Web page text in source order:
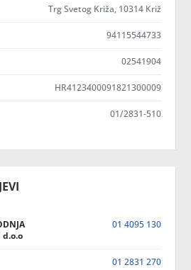
Trg Svetog Križa, 10314 Križ
94115544733
02541904
HR4123400091821300009
01/2831-510
d.o.o
01 4095 130
01 2831 270